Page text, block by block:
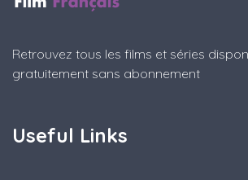
Retrouvez tous les films et séries
gratuitement sans abonnement
Useful Links